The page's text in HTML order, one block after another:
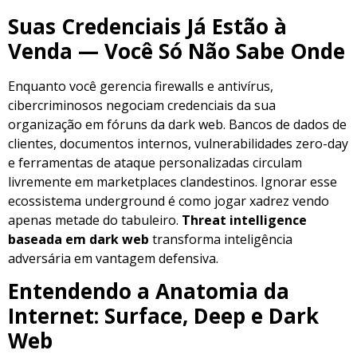
Suas Credenciais Já Estão à
Venda — Você Só Não Sabe Onde
Enquanto você gerencia firewalls e antivírus,
cibercriminosos negociam credenciais da sua
organização em fóruns da dark web. Bancos de dados de
clientes, documentos internos, vulnerabilidades zero-day
e ferramentas de ataque personalizadas circulam
livremente em marketplaces clandestinos. Ignorar esse
ecossistema underground é como jogar xadrez vendo
apenas metade do tabuleiro. Threat intelligence
baseada em dark web transforma inteligência
adversária em vantagem defensiva.
Entendendo a Anatomia da
Internet: Surface, Deep e Dark
Web